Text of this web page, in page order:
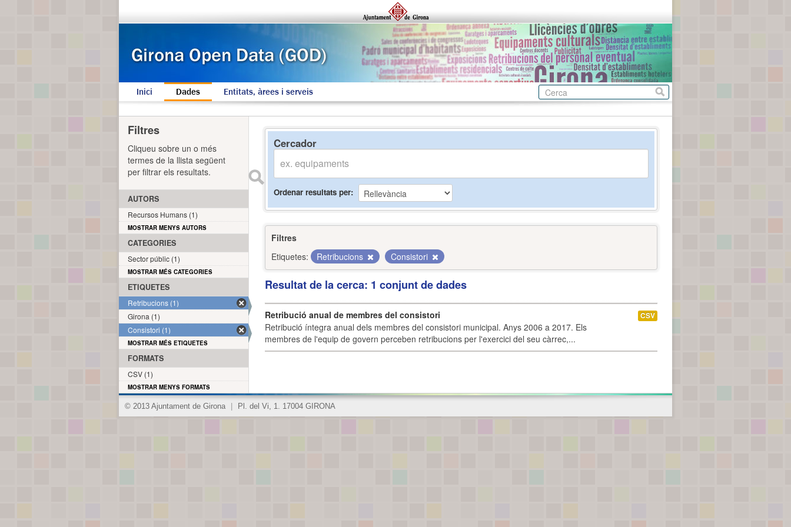
Inici Dades Entitats, àrees i serveis
Cercador
Ordenar resultats per
Filtres
Etiquetes:
Retribucions Consistori
Resultat de la cerca: 1 conjunt de dades
Retribució anual de membres del consistori
Retribució íntegra anual dels membres del consistori municipal. Anys 2006 a 2017. Els
membres de l'equip de govern perceben retribucions per l'exercici del seu càrrec,...
CSV
Filtres
Cliqueu sobre un o més
termes de la llista següent
per filtrar els resultats.
AUTORS
Recursos Humans (1)
MOSTRAR MENYS AUTORS
CATEGORIES
Sector públic (1)
MOSTRAR MÉS CATEGORIES
ETIQUETES
Retribucions (1)
Girona (1)
Consistori (1)
MOSTRAR MÉS ETIQUETES
FORMATS
CSV (1)
MOSTRAR MENYS FORMATS
© 2013 Ajuntament de Girona Pl. del Vi, 1. 17004 GIRONA